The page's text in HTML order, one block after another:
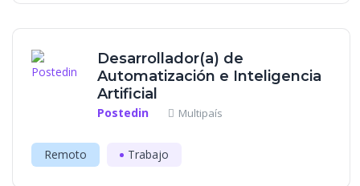
Desarrollador(a) de
Automatización e Inteligencia
Artificial
Postedin Multipaís
Remoto Trabajo